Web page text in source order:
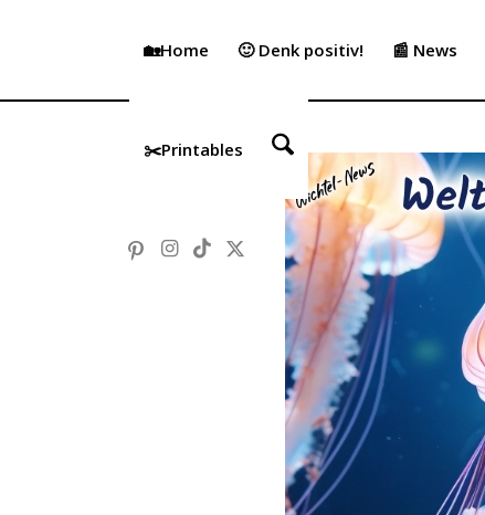
🏡Home 🙂 Denk positiv! 📰 News
✂️Printables